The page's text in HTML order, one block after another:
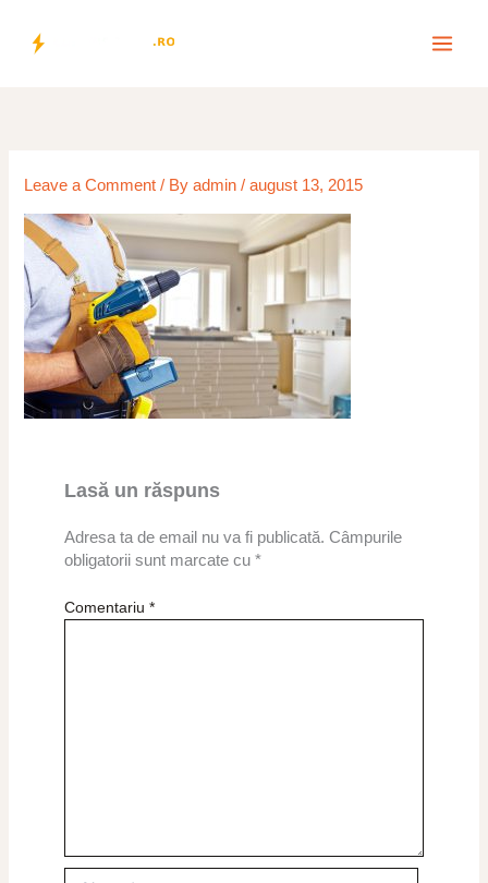
content
Leave a Comment / Byadmin/august 13, 2015
Lasă un răspuns
Adresa ta de email nu va fi publicată. Câmpurile
obligatorii sunt marcate cu *
Comentariu *